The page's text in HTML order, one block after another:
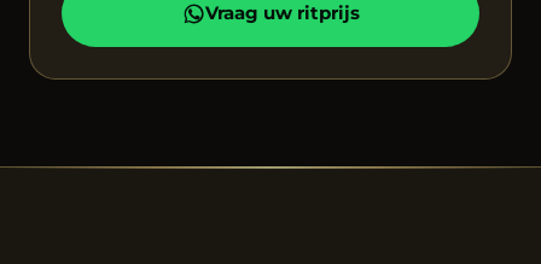
Vraag uw ritprijs